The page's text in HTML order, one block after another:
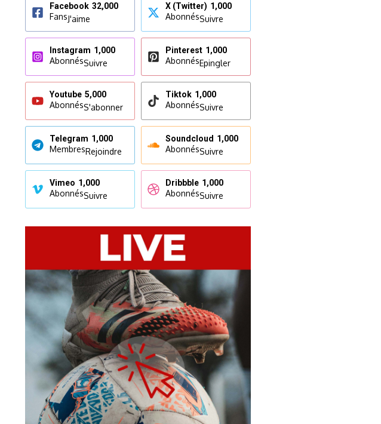
Facebook 32,000
FansJ'aime
X (Twitter) 1,000
AbonnésSuivre
Instagram 1,000
AbonnésSuivre
Pinterest 1,000
AbonnésEpingler
Youtube 5,000
AbonnésS'abonner
Tiktok 1,000
AbonnésSuivre
Telegram 1,000
MembresRejoindre
Soundcloud 1,000
AbonnésSuivre
Vimeo 1,000
AbonnésSuivre
Dribbble 1,000
AbonnésSuivre